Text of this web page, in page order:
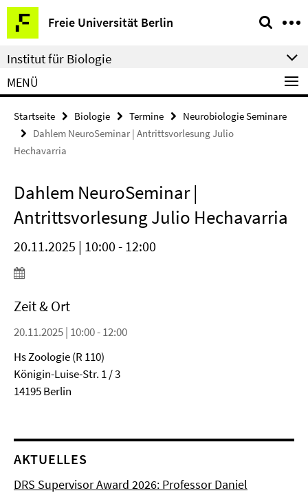
Springe
direkt
zu
Inhalt
Freie Universität Berlin
Service-
Navigation
Institut für Biologie
MENÜ
Startseite Biologie Termine
Neurobiologie Seminare
Dahlem NeuroSeminar | Antrittsvorlesung Julio
Hechavarria
Dahlem NeuroSeminar |
Antrittsvorlesung Julio Hechavarria
20.11.2025 | 10:00 - 12:00
Zeit & Ort
20.11.2025 | 10:00 - 12:00
Hs Zoologie (R 110)
Königin-Luise-Str. 1 / 3
14195 Berlin
AKTUELLES
DRS Supervisor Award 2026: Professor Daniel